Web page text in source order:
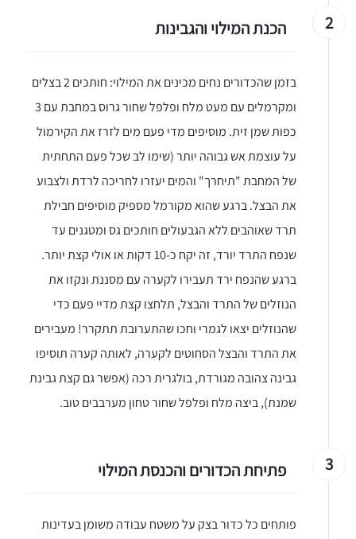
2 הכנת המילוי והגבינות
בזמן שהכדורים נחים מכינים את המילוי: חותכים 2 בצלים
ומקרמלים עם מעט מלח ופלפל שחור גרוס במחבת עם 3
כפות שמן זית. מוסיפים מדי פעם מים לזרז את הקירמול
על עוצמת אש גבוהה יותר (שימו לב שכל פעם התחתית
של המחבת "תיחרך" והמים יעזרו לחריכה לרדת ולצבוע
את הבצל. ברגע שהוא מקורמל מספיק מוסיפים חבילת
תרד שאוהבים ללא הגבעולים חותכים גס ומטגנים עד
שנפח התרד יורד, זה יקח כ-10 דקות או אולי קצת יותר.
ברגע שהנפח ירד תעבירו לקערה עם מסננת ונקזו את
הנוזלים של התרד והבצל, תלחצו קצת מדיי פעם כדי
שהנוזלים יצאו לגמרי וחכו שהתערובת תתקרר! מעבירים
את התרד והבצל הסחוטים לקערה, לאותה קערה תוסיפו
גבינה צהובה מגורדת, בולגרית רכה (אפשר גם קצת גבינת
שמנת), ביצה מלח ופלפל שחור טחון מערבבים טוב.
3 פתיחת הכדורים והכנסת המילוי
פותחים כל כדור בצק על משטח עבודה משומן בעדינות